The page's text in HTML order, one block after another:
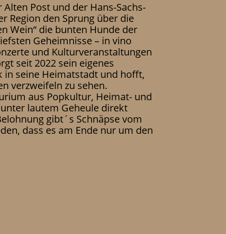
Post und der Hans-Sachs-
Region den Sprung über die
Wein“ die bunten Hunde der
Geheimnisse – in vino
und Kulturveranstaltungen
seit 2022 sein eigenes
in seine Heimatstadt und hofft,
verzweifeln zu sehen.
aus Popkultur, Heimat- und
lautem Geheule direkt
gibt´s Schnäpse vom
dass es am Ende nur um den